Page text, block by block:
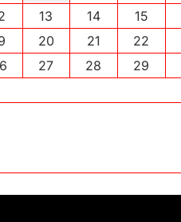
13 14 15
20 21 22
27 28 29